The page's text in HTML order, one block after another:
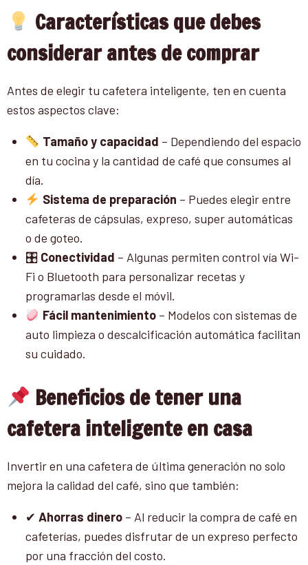
Características que debes
considerar antes de comprar
Antes de elegir tu cafetera inteligente, ten en cuenta
estos aspectos clave:
Tamaño y capacidad – Dependiendo del espacio
en tu cocina y la cantidad de café que consumes al
día.
Sistema de preparación – Puedes elegir entre
cafeteras de cápsulas, expreso, super automáticas
o de goteo.
🎛 Conectividad – Algunas permiten control vía Wi-
Fi o Bluetooth para personalizar recetas y
programarlas desde el móvil.
Fácil mantenimiento– Modelos con sistemas de
auto limpieza o descalcificación automática facilitan
su cuidado.
Beneficios de tener una
cafetera inteligente en casa
Invertir en una cafetera de última generación no solo
mejora la calidad del café, sino que también:
✔ Ahorras dinero – Al reducir la compra de café en
cafeterías, puedes disfrutar de un expreso perfecto
por una fracción del costo.